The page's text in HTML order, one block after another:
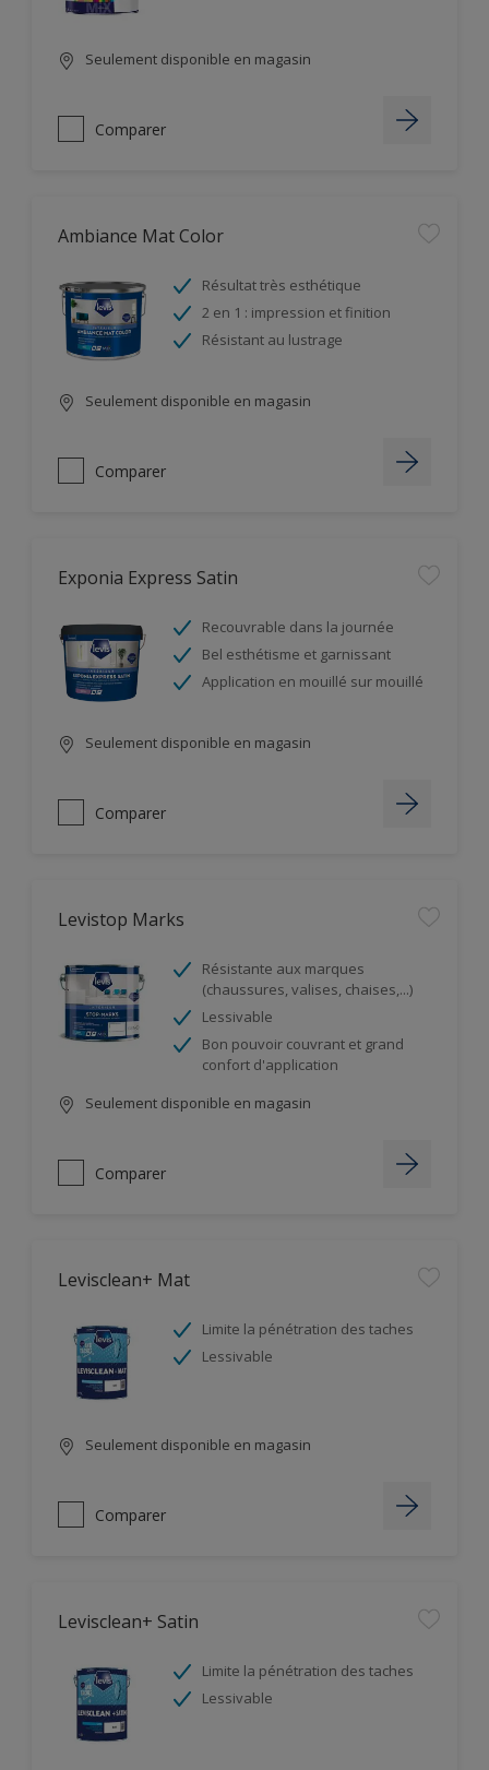
Seulement disponible en magasin
Comparer
Ambiance Mat Color
Résultat très esthétique
2 en 1 : impression et finition
Résistant au lustrage
Seulement disponible en magasin
Comparer
Exponia Express Satin
Recouvrable dans la journée
Bel esthétisme et garnissant
Application en mouillé sur mouillé
Seulement disponible en magasin
Comparer
Levistop Marks
Résistante aux marques
(chaussures, valises, chaises,...)
Lessivable
Bon pouvoir couvrant et grand
confort d'application
Seulement disponible en magasin
Comparer
Levisclean+ Mat
Limite la pénétration des taches
Lessivable
Seulement disponible en magasin
Comparer
Levisclean+ Satin
Limite la pénétration des taches
Lessivable